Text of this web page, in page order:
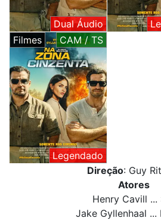
Dual Áudio
Filmes
CAM / TS
Legendado
Direção: Guy
Atores
Henry Cavill ...
Jake Gyllenhaal ...